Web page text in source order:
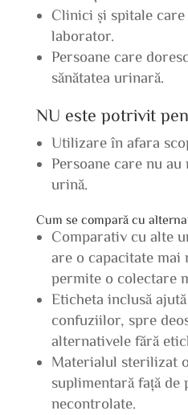
Clinici și spitale care
laborator.
Persoane care
sănătatea urinară.
NU este potrivit
Utilizare în afara
Persoane care nu au
urină.
Cum se compară cu
Comparativ cu alte
are o capacitate mai
permite o colectare
Eticheta inclusă
confuziilor, spre
alternativele fără
Materialul sterilizat
suplimentară față de
necontrolate.